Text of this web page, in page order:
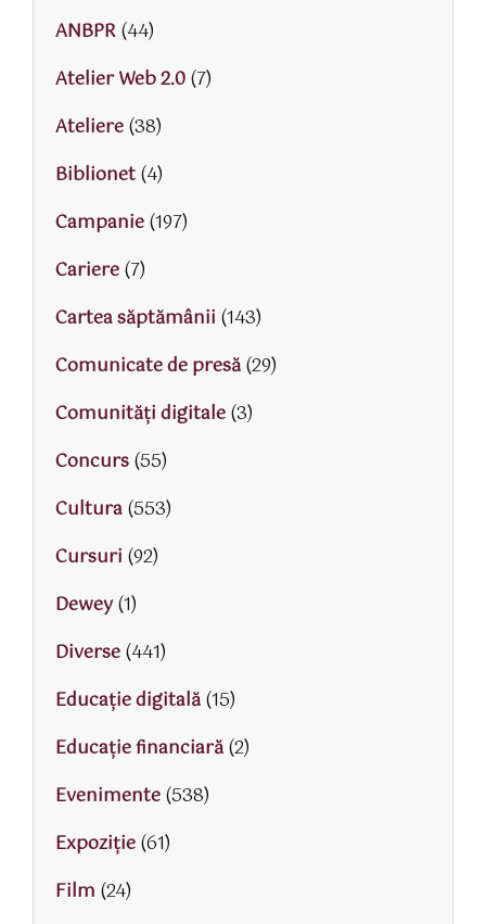
ANBPR(44)
Atelier Web 2.0(7)
Ateliere(38)
Biblionet(4)
Campanie(197)
Cariere(7)
Cartea săptămânii (143)
Comunicate de presă(29)
Comunități digitale(3)
Concurs(55)
Cultura(553)
Cursuri (92)
Dewey(1)
Diverse(441)
Educaţie digitală(15)
Educaţie financiară(2)
Evenimente(538)
Expoziție(61)
Film (24)